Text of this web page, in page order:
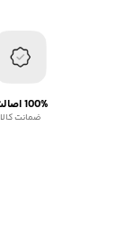
100% اصالت
ضمانت کالا